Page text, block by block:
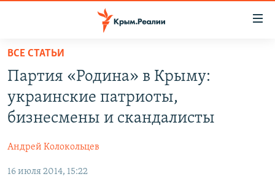
Вернуться
основному
содержанию
Вернутся
главной
навигации
Вернутся
СПЕЦПРОЕКТЫ
11 ЛЕТ ОККУПАЦИИ КРЫМА. 11 ИСТОРИЙ СОПРОТИВЛЕНИЯ
ВОДА
ЕЩЕ
ИНТЕРАКТИВ
РАДІО СВОБОДА
ВСЕ СТАТЬИ
Партия «Родина» в Крыму:
украинские патриоты,
бизнесмены и скандалисты
Андрей Колокольцев
16 июля 2014, 15:22